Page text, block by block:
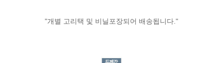
"개별 고리택 및 비닐포장되어 배송됩니다."